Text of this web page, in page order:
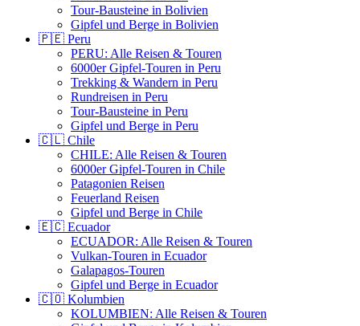
Tour-Bausteine in Bolivien
Gipfel und Berge in Bolivien
🇵🇪 Peru
PERU: Alle Reisen & Touren
6000er Gipfel-Touren in Peru
Trekking & Wandern in Peru
Rundreisen in Peru
Tour-Bausteine in Peru
Gipfel und Berge in Peru
🇨🇱 Chile
CHILE: Alle Reisen & Touren
6000er Gipfel-Touren in Chile
Patagonien Reisen
Feuerland Reisen
Gipfel und Berge in Chile
🇪🇨 Ecuador
ECUADOR: Alle Reisen & Touren
Vulkan-Touren in Ecuador
Galapagos-Touren
Gipfel und Berge in Ecuador
🇨🇴 Kolumbien
KOLUMBIEN: Alle Reisen & Touren